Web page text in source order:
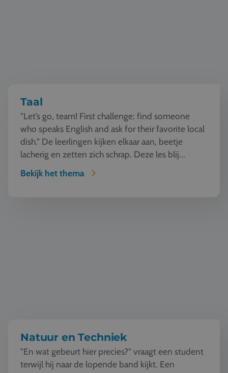
Taal
"Let’s go, team! First challenge: find someone
who speaks English and ask for their favorite local
dish." De leerlingen kijken elkaar aan, beetje
lacherig en zetten zich schrap. Deze les blij...
Bekijk het thema
Natuur en Techniek
"En wat gebeurt hier precies?" vraagt een student
terwijl hij naar de lopende band kijkt. Een